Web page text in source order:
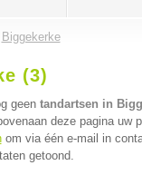
Biggekerke
(3)
geen tandartsen in
deze pagina uw
om via één e-mail in
getoond.